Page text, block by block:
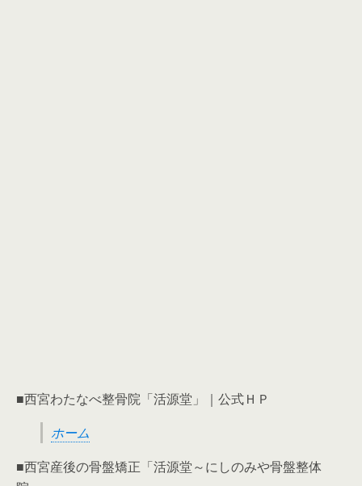
■西宮わたなべ整骨院「活源堂」｜公式ＨＰ
ホーム
■西宮産後の骨盤矯正「活源堂～にしのみや骨盤整体